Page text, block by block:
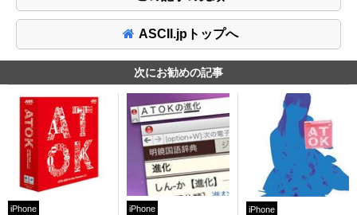
ASCII.jpトップへ
次にお勧めの記事
iPhone iPhone iPhone